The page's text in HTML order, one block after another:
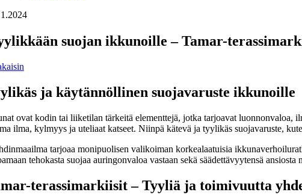
suojan ikkunoille – Tamar-
ja käytännöllinen suojavaruste ikkunoille
ovat kodin tai liiketilan tärkeitä elementtejä, jotka tarjoavat
ilma, kylmyys ja uteliaat katseet. Niinpä kätevä ja tyylikäs suojavaruste,
tarjoaa monipuolisen valikoiman korkealaatuisia
tehokasta suojaa auringonvaloa vastaan sekä säädettävyytensä
terassimarkiisit – Tyyliä ja toimivuutta